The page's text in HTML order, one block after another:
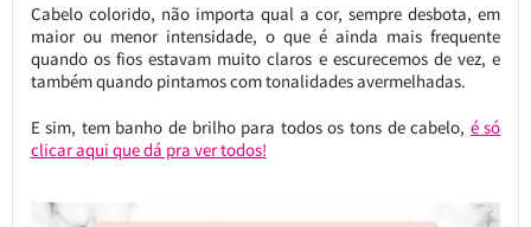
Cabelo colorido, não importa qual a cor, sempre desbota, em
maior ou menor intensidade, o que é ainda mais frequente
quando os fios estavam muito claros e escurecemos de vez, e
também quando pintamos com tonalidades avermelhadas.
E sim, tem banho de brilho para todos os tons de cabelo, é só
clicar aqui que dá pra ver todos!